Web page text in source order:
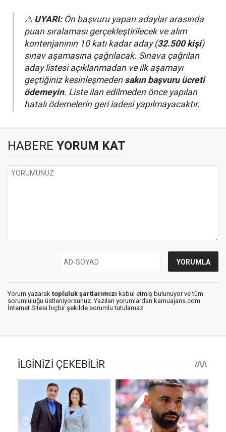
⚠️ UYARI:Ön başvuru yapan adaylar arasında
puan sıralaması gerçekleştirilecek ve alım
kontenjanının 10 katı kadar aday (32.500 kişi)
sınav aşamasına çağrılacak. Sınava çağrılan
aday listesi açıklanmadan ve ilk aşamayı
geçtiğiniz kesinleşmeden sakın başvuru ücreti
ödemeyin. Liste ilan edilmeden önce yapılan
hatalı ödemelerin geri iadesi yapılmayacaktır.
HABERE YORUM KAT
Yorum yazarak topluluk şartlarımızı kabul etmiş bulunuyor ve tüm
sorumluluğu üstleniyorsunuz. Yazılan yorumlardan kamuajans.com
İnternet Sitesi hiçbir şekilde sorumlu tutulamaz